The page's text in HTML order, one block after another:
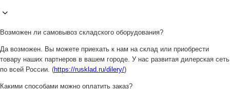
Возможен ли самовывоз складского оборудования?
Да возможен. Вы можете приехать к нам на склад или приобрести
товару наших партнеров в вашем городе. У нас развитая дилерская сеть
по всей России. (https://rusklad.ru/dilery/)
Какими способами можно оплатить заказ?